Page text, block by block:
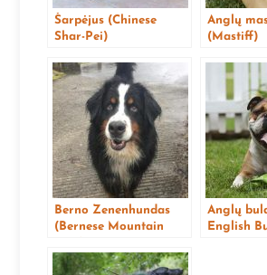
Šarpėjus (Chinese
Shar-Pei)
Anglų
(Mastiff)
Berno Zenenhundas
(Bernese Mountain
Anglų
English